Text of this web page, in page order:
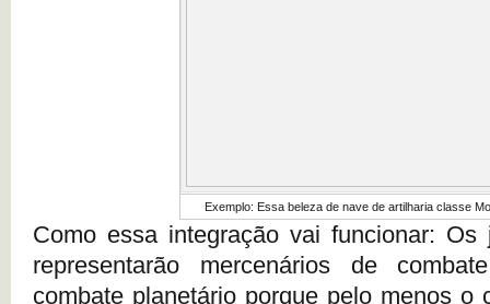
Exemplo: Essa beleza de nave de artilharia classe
Como essa integração vai funcionar: Os
representarão mercenários de
combate planetário porque pelo menos o